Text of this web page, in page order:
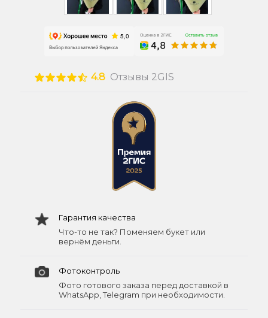
4.8 Отзывы 2GIS
Гарантия качества
Что-то не так? Поменяем букет или
вернём деньги.
Фотоконтроль
Фото готового заказа перед доставкой в
WhatsApp, Telegram при необходимости.